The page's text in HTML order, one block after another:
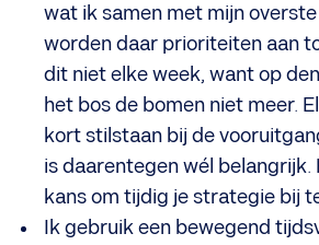
wat ik samen met mijn
worden daar prioriteiten aan
dit niet elke week, want op
het bos de bomen niet meer.
kort stilstaan bij de
is daarentegen wél belangrijk.
kans om tijdig je strategie bij
Ik gebruik een bewegend